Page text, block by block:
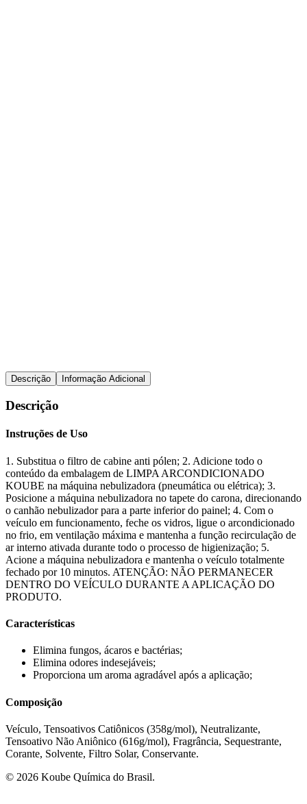
Descrição Informação Adicional
Descrição
Instruções de Uso
1. Substitua o filtro de cabine anti pólen; 2. Adicione todo o
conteúdo da embalagem de LIMPA ARCONDICIONADO
KOUBE na máquina nebulizadora (pneumática ou elétrica); 3.
Posicione a máquina nebulizadora no tapete do carona, direcionando
o canhão nebulizador para a parte inferior do painel; 4. Com o
veículo em funcionamento, feche os vidros, ligue o arcondicionado
no frio, em ventilação máxima e mantenha a função recirculação de
ar interno ativada durante todo o processo de higienização; 5.
Acione a máquina nebulizadora e mantenha o veículo totalmente
fechado por 10 minutos. ATENÇÃO: NÃO PERMANECER
DENTRO DO VEÍCULO DURANTE A APLICAÇÃO DO
PRODUTO.
Características
Elimina fungos, ácaros e bactérias;
Elimina odores indesejáveis;
Proporciona um aroma agradável após a aplicação;
Composição
Veículo, Tensoativos Catiônicos (358g/mol), Neutralizante,
Tensoativo Não Aniônico (616g/mol), Fragrância, Sequestrante,
Corante, Solvente, Filtro Solar, Conservante.
© 2026 Koube Química do Brasil.